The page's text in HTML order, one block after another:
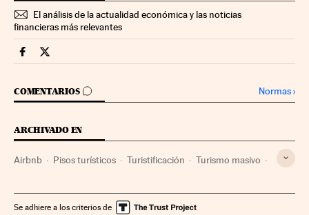
El análisis de la actualidad económica y las noticias
financieras más relevantes
Companias Cinco Días en Facebook
Companias Cinco Días en Twitter
COMENTARIOS
IR A LOS COMENTARIOS Normas›
ARCHIVADO EN
Airbnb Pisos turísticos Turistificación Turismo masivo
Economía urbana Ciudades sostenibles
Se adhiere a los criterios de